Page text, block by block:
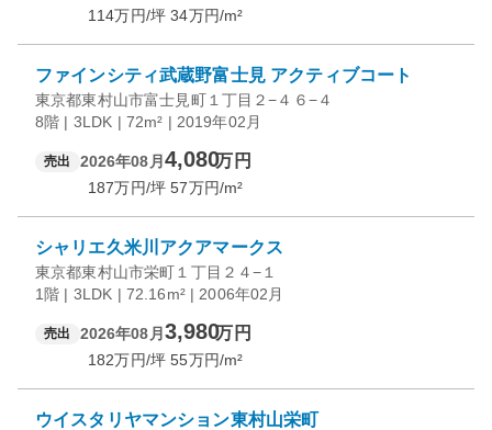
114万円/坪 34万円/m²
ファインシティ武蔵野富士見 アクティブコート
東京都東村山市富士見町１丁目２−４６−４
8階 | 3LDK | 72m² | 2019年02月
売出 2026年08月 4,080万円
187万円/坪 57万円/m²
シャリエ久米川アクアマークス
東京都東村山市栄町１丁目２４−１
1階 | 3LDK | 72.16m² | 2006年02月
売出 2026年08月 3,980万円
182万円/坪 55万円/m²
ウイスタリヤマンション東村山栄町